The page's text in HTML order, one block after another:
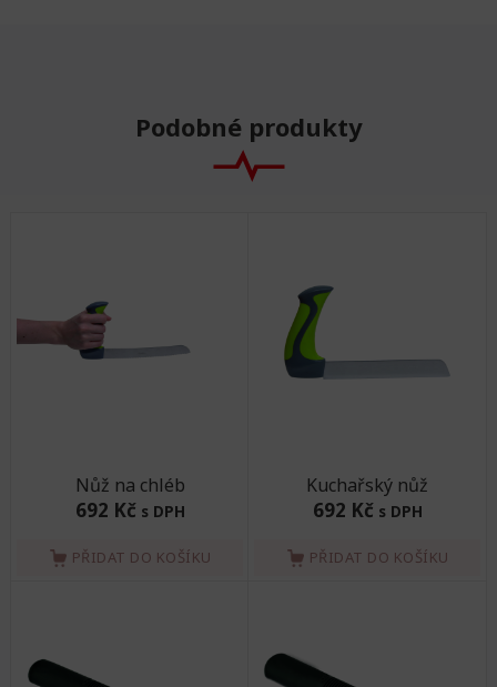
Podobné produkty
Nůž na chléb
692 Kč s DPH
PŘIDAT DO KOŠÍKU
Kuchařský nůž
692 Kč s DPH
PŘIDAT DO KOŠÍKU